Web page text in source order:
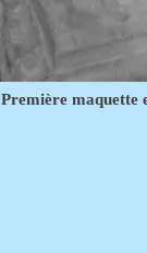
Première maquette